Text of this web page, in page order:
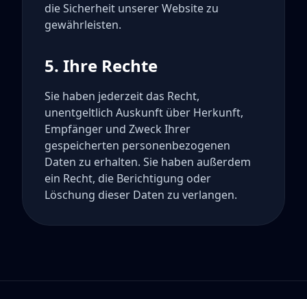
die Sicherheit unserer Website zu
gewährleisten.
5. Ihre Rechte
Sie haben jederzeit das Recht,
unentgeltlich Auskunft über Herkunft,
Empfänger und Zweck Ihrer
gespeicherten personenbezogenen
Daten zu erhalten. Sie haben außerdem
ein Recht, die Berichtigung oder
Löschung dieser Daten zu verlangen.